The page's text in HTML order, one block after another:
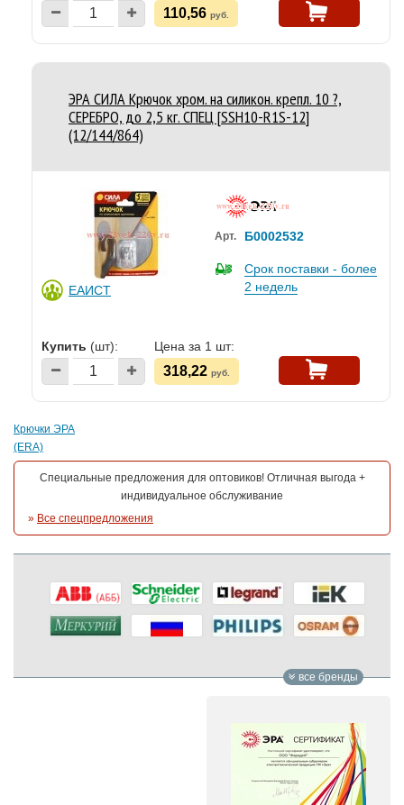
110,56 руб.
ЭРА СИЛА Крючок хром. на силикон. крепл. 10 ?,
СЕРЕБРО, до 2,5 кг. СПЕЦ [SSH10-R1S-12]
(12/144/864)
ЕАИСТ
Арт. Б0002532
Срок поставки - более
2 недель
Купить (шт): Цена за 1 шт:
318,22 руб.
Крючки ЭРА
(ERA)
Специальные предложения для оптовиков! Отличная выгода +
индивидуальное обслуживание
» Все спецпредложения
все бренды